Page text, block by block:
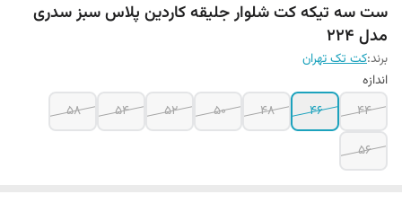
ست سه تیکه کت شلوار جلیقه کاردین پلاس سبز سدری
مدل 224
برند:کت تک تهران
اندازه
44
46
48
50
52
54
۵۸
۵۶